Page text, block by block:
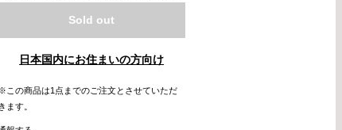
Sold out
日本国内にお住まいの方向け
この商品は1点までのご注文とさせていただ
きます。